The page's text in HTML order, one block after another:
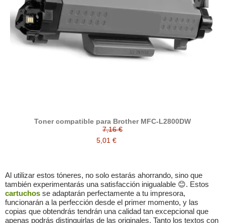
Toner compatible para Brother MFC-L2800DW
7,16 €
5,01 €
Al utilizar estos tóneres, no solo estarás ahorrando, sino que
también experimentarás una satisfacción inigualable 😊. Estos
cartuchos se adaptarán perfectamente a tu impresora,
funcionarán a la perfección desde el primer momento, y las
copias que obtendrás tendrán una calidad tan excepcional que
apenas podrás distinguirlas de las originales. Tanto los textos con